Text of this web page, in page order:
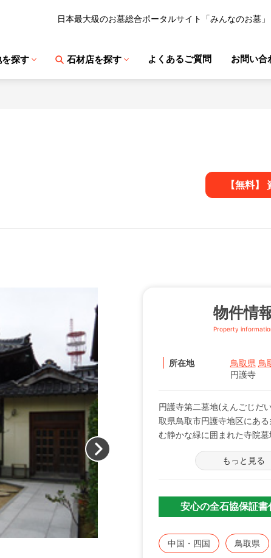
日本最大級のお墓総合ポータルサイト「みんなのお墓」
を探す 石材店を探す よくあるご質問 お問い合
【無料】
物件情
Property
所在地 鳥取県 鳥
円護寺
円護寺第二墓地(えんごじだ
取県鳥取市円護寺地区にあ
む静かな緑に囲まれた寺院墓
鳥取市でも人気の墓地です。
件のみでのご紹介ですが、
です。
夏には青々とした緑に囲ま
紅葉を眺めることのできる情
墓地。
もっと見る
安心の全石協保証書
中国・四国 鳥取県